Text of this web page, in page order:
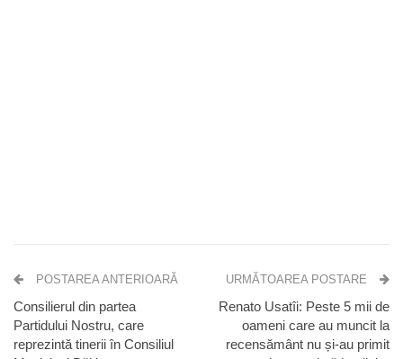
POSTAREA ANTERIOARĂ
Consilierul din partea
Partidului Nostru, care
reprezintă tinerii în Consiliul
URMĂTOAREA POSTARE
Renato Usatîi: Peste 5 mii de
oameni care au muncit la
recensământ nu și-au primit